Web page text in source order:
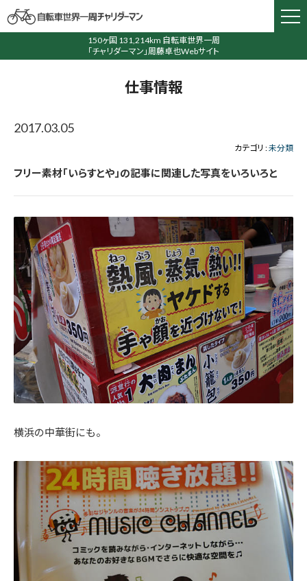
150ヶ国 131,214km 自転車世界一周
「チャリダーマン」周藤卓也Webサイト
仕事情報
2017.03.05
カテゴリ :未分類
フリー素材「いらすとや」の記事に関連した写真をいろいろと
横浜の中華街にも。